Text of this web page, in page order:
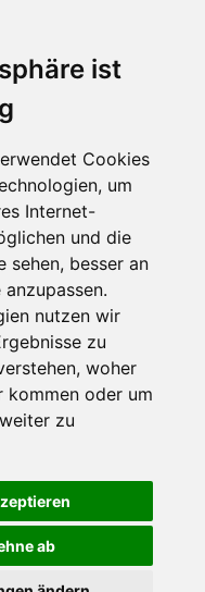
ist
Cookies
um
Internet-
und die
sehen, besser an
nutzen wir
zu
woher
kommen oder um
zu
ab
Göritz *
* Lesing *
*
an der Mur
Katharein an der
*Thörl*Veitsch
im Mürztal wurde
Möglichkeit, sich